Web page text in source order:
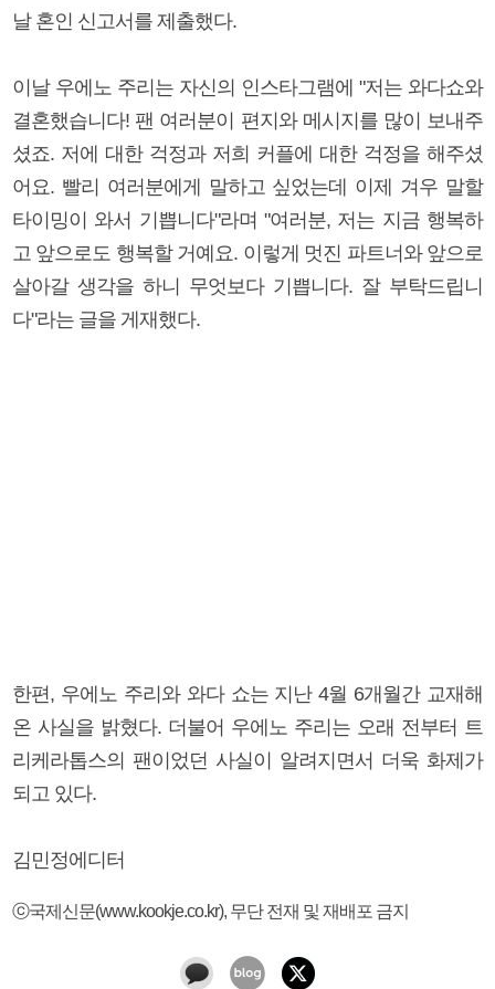
날 혼인 신고서를 제출했다.
이날 우에노 주리는 자신의 인스타그램에 "저는 와다쇼와
결혼했습니다! 팬 여러분이 편지와 메시지를 많이 보내주
셨죠. 저에 대한 걱정과 저희 커플에 대한 걱정을 해주셨
어요. 빨리 여러분에게 말하고 싶었는데 이제 겨우 말할
타이밍이 와서 기쁩니다"라며 "여러분, 저는 지금 행복하
고 앞으로도 행복할 거예요. 이렇게 멋진 파트너와 앞으로
살아갈 생각을 하니 무엇보다 기쁩니다. 잘 부탁드립니
다"라는 글을 게재했다.
한편, 우에노 주리와 와다 쇼는 지난 4월 6개월간 교재해
온 사실을 밝혔다. 더불어 우에노 주리는 오래 전부터 트
리케라톱스의 팬이었던 사실이 알려지면서 더욱 화제가
되고 있다.
김민정에디터
ⓒ국제신문(www.kookje.co.kr), 무단 전재 및 재배포 금지